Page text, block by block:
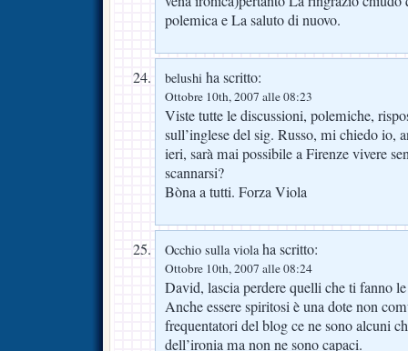
polemica e La saluto di nuovo.
belushi ha scritto:
Ottobre 10th, 2007 alle 08:23
Viste tutte le discussioni, polemiche,
sull’inglese del sig. Russo, mi chiedo io,
ieri, sarà mai possibile a Firenze vivere
scannarsi?
Bòna a tutti. Forza Viola
Occhio sulla violaha scritto:
Ottobre 10th, 2007 alle 08:24
David, lascia perdere quelli che ti fanno
Anche essere spiritosi è una dote non
frequentatori del blog ce ne sono alcuni
dell’ironia ma non ne sono capaci.